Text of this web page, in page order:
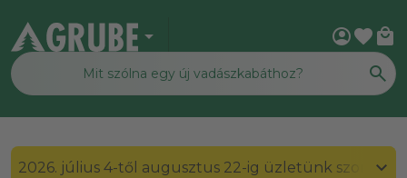
arrow_drop_down account_circlefavorite local_mall
2026. július 4-től augusztus 22-ig üzletünk